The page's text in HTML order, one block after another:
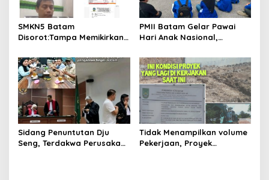
SMKN5 Batam
Disorot:Tampa Memikirkan
Lingkungan, Gubernur
Kepri, Ansar Ahmad
Komersilkan Lahan Sekolah
Untuk Pendirian Tower
PMII Batam Gelar Pawai
Hari Anak Nasional,
untuk Pemko dan DPRD
Kota Batam
Sidang Penuntutan Dju
Seng, Terdakwa Perusakan
Tidak Menampilkan volume
Pekerjaan, Proyek